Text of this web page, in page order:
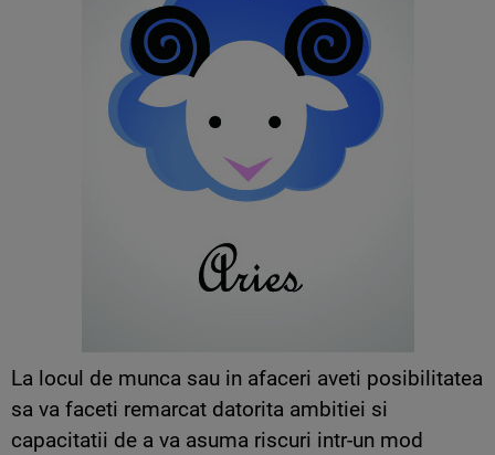
La locul de munca sau in afaceri aveti posibilitatea
sa va faceti remarcat datorita ambitiei si
capacitatii de a va asuma riscuri intr-un mod